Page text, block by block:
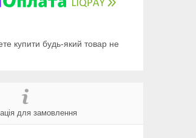
купити будь-який товар не
для замовлення